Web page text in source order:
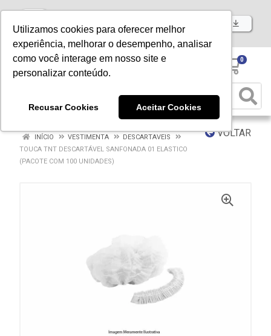
Utilizamos cookies para oferecer melhor
experiência, melhorar o desempenho, analisar
como você interage em nosso site e
personalizar conteúdo.
Recusar Cookies Aceitar Cookies
Baixe já nosso APP
0
VOLTAR
INÍCIO VESTIMENTA
DESCARTAVEIS
TOUCA TNT DESCARTÁVEL SANFONADA 01 ELASTICO
(PACOTE COM 100 UNIDADES)